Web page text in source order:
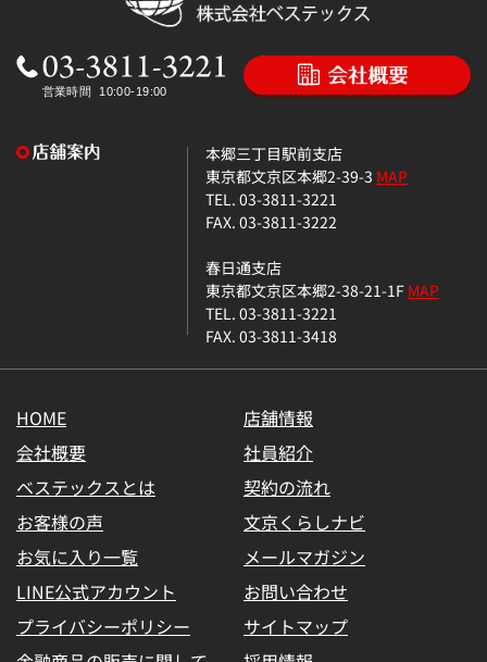
本郷三丁目駅前支店
東京都文京区本郷2-39-3 MAP
TEL. 03-3811-3221
FAX. 03-3811-3222
春日通支店
東京都文京区本郷2-38-21-1FMAP
TEL. 03-3811-3221
FAX. 03-3811-3418
HOME
店舗情報
会社概要
社員紹介
ベステックスとは
契約の流れ
お客様の声
文京くらしナビ
お気に入り一覧
メールマガジン
LINE公式アカウント
お問い合わせ
プライバシーポリシー
サイトマップ